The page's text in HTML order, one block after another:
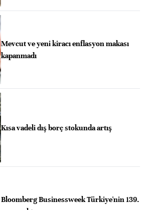
Mevcut ve yeni kiracı enflasyon makası
kapanmadı
Kısa vadeli dış borç stokunda artış
Bloomberg Businessweek Türkiye'nin 139.